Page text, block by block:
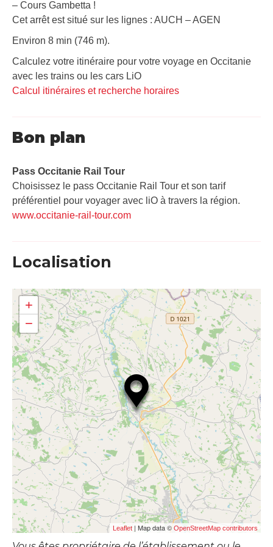
– Cours Gambetta !
Cet arrêt est situé sur les lignes : AUCH – AGEN
Environ 8 min (746 m).
Calculez votre itinéraire pour votre voyage en Occitanie
avec les trains ou les cars LiO
Calcul itinéraires et recherche horaires
Bon plan
Pass Occitanie Rail Tour​
Choisissez le pass Occitanie Rail Tour et son tarif
préférentiel pour voyager avec liO à travers la région.
www.occitanie-rail-tour.com
Localisation
+
−
Leaflet | Map data © OpenStreetMap contributors